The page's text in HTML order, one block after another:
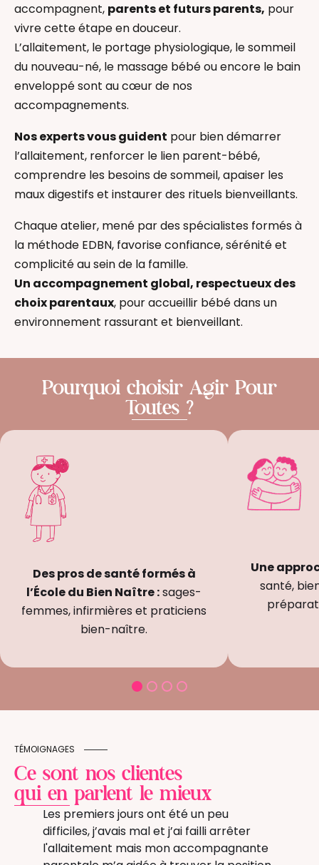
accompagnent, parents et futurs parents, pour
vivre cette étape en douceur.
L’allaitement, le portage physiologique, le sommeil
du nouveau-né, le massage bébé ou encore le bain
enveloppé sont au cœur de nos
accompagnements.
Nos experts vous guident pour bien démarrer
l’allaitement, renforcer le lien parent-bébé,
comprendre les besoins de sommeil, apaiser les
maux digestifs et instaurer des rituels bienveillants.
Chaque atelier, mené par des spécialistes formés à
la méthode EDBN, favorise confiance, sérénité et
complicité au sein de la famille.
Un accompagnement global, respectueux des
choix parentaux, pour accueillir bébé dans un
environnement rassurant et bienveillant.
Pourquoi choisir Agir Pour
Toutes ?
Des pros de santé formés à
l’École du Bien Naître :sages-
femmes, infirmières et praticiens
bien-naître.
Une
santé,
TÉMOIGNAGES
Ce sont nos clientes
qui en parlent le mieux
Les premiers jours ont été un peu
difficiles, j’avais mal et j’ai failli arrêter
l'allaitement mais mon accompagnante